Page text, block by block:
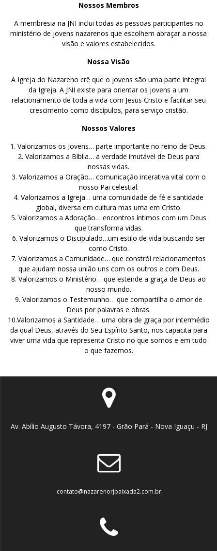
Nossos Membros
A membresia na JNI inclui todas as pessoas participantes no
ministério de jovens nazarenos que escolhem abraçar a nossa
visão e valores estabelecidos.
Nossa Visão
A Igreja do Nazareno crê que o jovens são uma parte integral
da Igreja. A JNI existe para orientar os jovens a um
relacionamento de toda a vida com Jesus Cristo e facilitar seu
crescimento como discípulos, para serviço cristão.
Nossos Valores
1. Valorizamos os Jovens… parte importante no reino de Deus.
2. Valorizamos a Bíblia… a verdade imutável de Deus para
nossas vidas.
3. Valorizamos a Oração… comunicação interativa vital com o
nosso Pai celestial.
4. Valorizamos a Igreja… uma comunidade de fé e santidade
global, diversa em cultura mas uma em Cristo.
5. Valorizamos a Adoração… encontros íntimos com um Deus
que transforma vidas.
6. Valorizamos o Discipulado…um estilo de vida buscando ser
como Cristo.
7. Valorizamos a Comunidade… que constrói relacionamentos
que ajudam nossa união uns com os outros e com Deus.
8. Valorizamos o Ministério… que estende a graça de Deus ao
nosso mundo.
9. Valorizamos o Testemunho… que compartilha o amor de
Deus por palavras e obras.
10.Valorizamos a Santidade… uma obra de graça por intermédio
da qual Deus, através do Seu Espírito Santo, nos capacita para
viver uma vida que representa Cristo no que somos e em tudo
o que fazemos.
Av. Abílio Augusto Távora, 4197 - Grão Pará - Nova Iguaçu - RJ
contato@nazarenorjbaixada2.com.br